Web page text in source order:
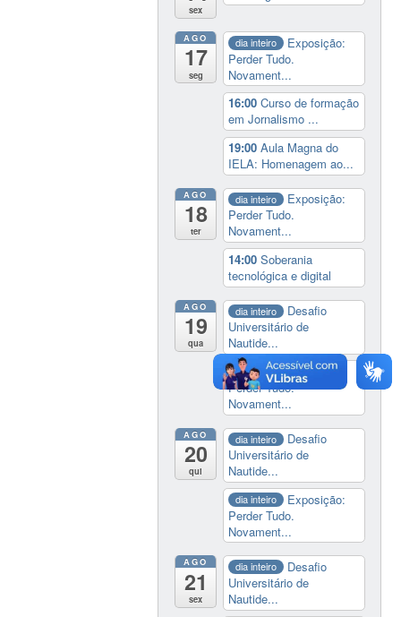
sex
AGO
17
seg
dia inteiro
Exposição:
Perder Tudo.
Novament...
16:00Curso de formação
em Jornalismo ...
19:00Aula Magna do
IELA: Homenagem ao...
AGO
18
ter
dia inteiro
Exposição:
Perder Tudo.
Novament...
14:00Soberania
tecnológica e digital
AGO
19
qua
dia inteiro
Desafio
Universitário de
Nautide...
dia inteiro
Exposição:
Perder Tudo.
Novament...
AGO
20
qui
dia inteiro
Desafio
Universitário de
Nautide...
dia inteiro
Exposição:
Perder Tudo.
Novament...
AGO
21
sex
dia inteiro
Desafio
Universitário de
Nautide...